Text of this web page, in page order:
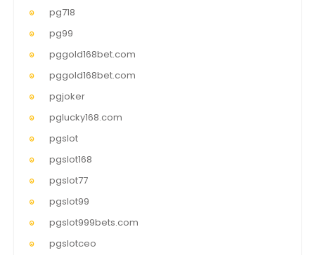
pg718
pg99
pggold168bet.com
pggold168bet.com
pgjoker
pglucky168.com
pgslot
pgslot168
pgslot77
pgslot99
pgslot999bets.com
pgslotceo